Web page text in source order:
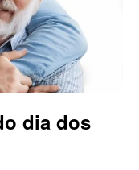
dia dos